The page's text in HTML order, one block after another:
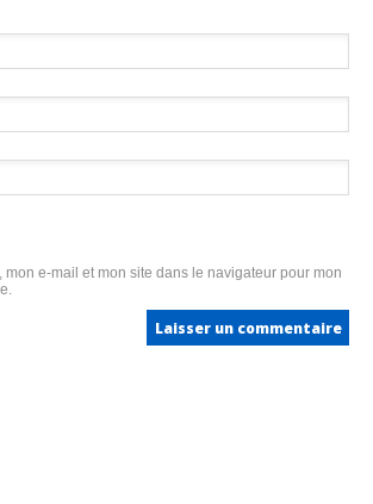
mon e-mail et mon site dans le navigateur pour mon